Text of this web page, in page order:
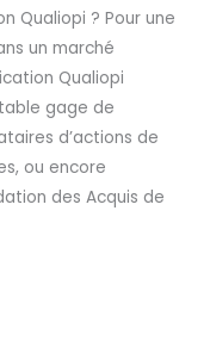
Qualiopi ? Pour une
un marché
Qualiopi
gage de
d’actions de
ou encore
des Acquis de